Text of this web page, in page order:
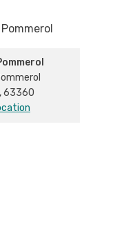
,63360